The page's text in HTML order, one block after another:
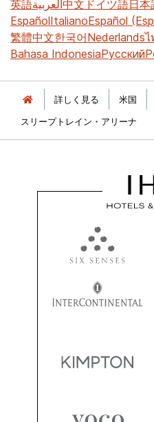
英語العربية中文 ドイツ語日本
EspañolItalianoEspañol
繁體中文한국어Nederlandsไ
Bahasa IndonesiaРусский
詳しく見る 米国
スリープトレイン・アリーナ